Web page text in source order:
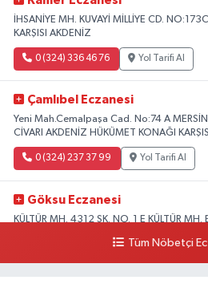
İHSANİYE MH. KUVAYİ MİLLİYE CD.
KARŞISI AKDENİZ
0 (324) 336 46 76 Yol Tarifi Al
Çamlıbel Eczanesi
Yeni Mah.Cemalpaşa Cad. No:74 A MERSİN
CİVARI AKDENİZ HÜKÜMET KONAĞI
0 (324) 237 37 99 Yol Tarifi Al
Göksu Eczanesi
KÜLTÜR MH. 4312 SK. NO. 1 E KÜLTÜR MH.
Tüm Nöbetçi